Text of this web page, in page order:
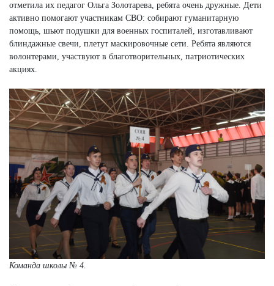
отметила их педагог Ольга Золотарева, ребята очень дружные. Дети
активно помогают участникам СВО: собирают гуманитарную
помощь, шьют подушки для военных госпиталей, изготавливают
блиндажные свечи, плетут маскировочные сети. Ребята являются
волонтерами, участвуют в благотворительных, патриотических
акциях.
Команда школы № 4.